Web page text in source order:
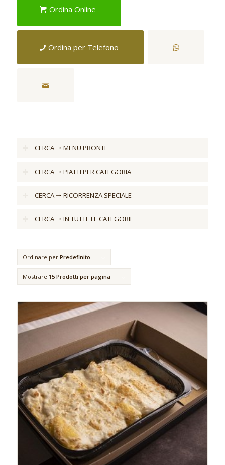
Ordina Online
Ordina per Telefono
CERCA 🠒 MENU PRONTI
CERCA 🠒 PIATTI PER CATEGORIA
CERCA 🠒 RICORRENZA SPECIALE
CERCA 🠒 IN TUTTE LE CATEGORIE
Ordinare per Predefinito
Mostrare 15 Prodotti per pagina